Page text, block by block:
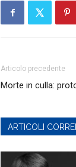
Articolo precedente
Morte in culla:
ARTICOLI